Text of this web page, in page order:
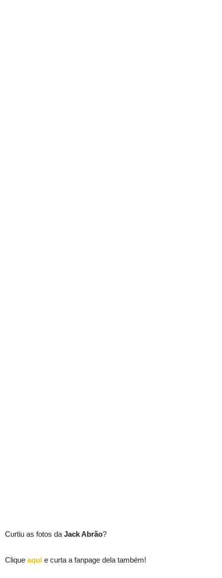
Curtiu as fotos daJack Abrão?
Clique aqui e curta a fanpage dela também!